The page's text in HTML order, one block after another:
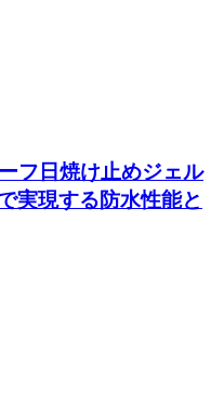
フ日焼け止めジェル
実現する防水性能と